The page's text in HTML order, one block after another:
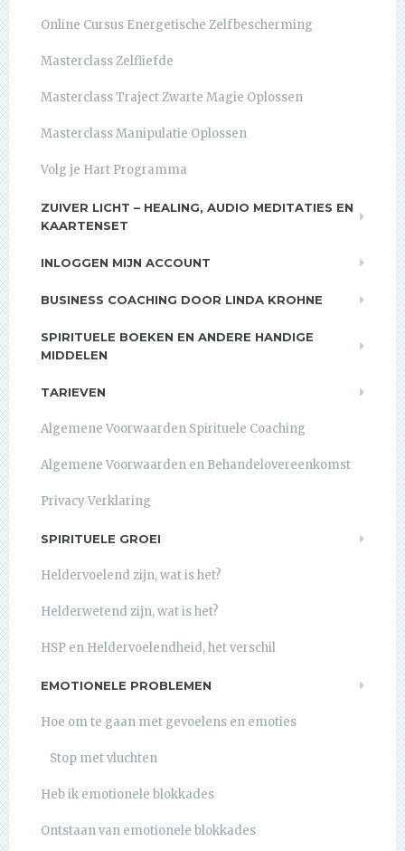
Online Cursus Energetische Zelfbescherming
Masterclass Zelfliefde
Masterclass Traject Zwarte Magie Oplossen
Masterclass Manipulatie Oplossen
Volg je Hart Programma
ZUIVER LICHT – HEALING, AUDIO MEDITATIES EN
KAARTENSET
INLOGGEN MIJN ACCOUNT
BUSINESS COACHING DOOR LINDA KROHNE
SPIRITUELE BOEKEN EN ANDERE HANDIGE
MIDDELEN
TARIEVEN
Algemene Voorwaarden Spirituele Coaching
Algemene Voorwaarden en Behandelovereenkomst
Privacy Verklaring
SPIRITUELE GROEI
Heldervoelend zijn, wat is het?
Helderwetend zijn, wat is het?
HSP en Heldervoelendheid, het verschil
EMOTIONELE PROBLEMEN
Hoe om te gaan met gevoelens en emoties
Stop met vluchten
Heb ik emotionele blokkades
Ontstaan van emotionele blokkades